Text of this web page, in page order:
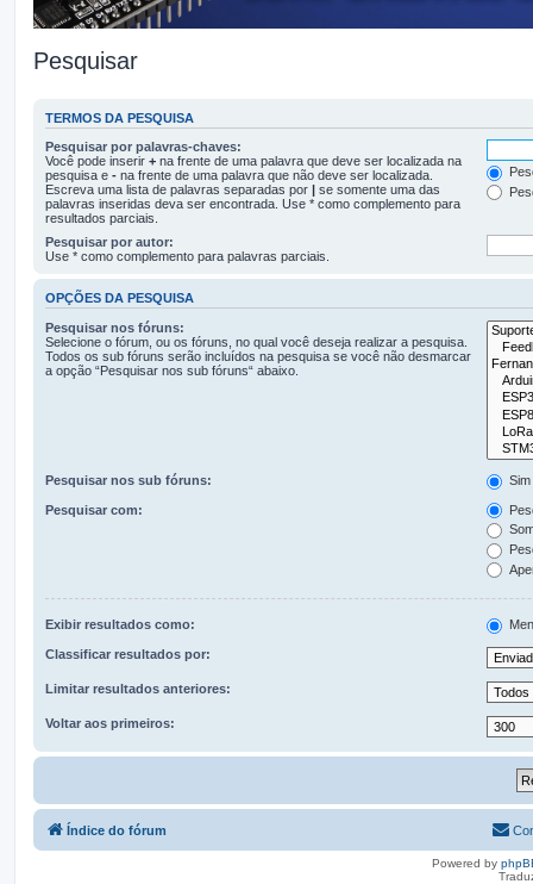
Pesquisar
TERMOS DA PESQUISA
Pesquisar por palavras-chaves:
Você pode inserir + na frente de uma palavra que deve ser localizada na
pesquisa e - na frente de uma palavra que não deve ser localizada.
Escreva uma lista de palavras separadas por
se somente uma das
palavras inseridas deva ser encontrada. Use * como complemento para
resultados parciais.
Pesquisar por autor:
Use * como complemento para palavras parciais.
OPÇÕES DA PESQUISA
Pesquisar nos fóruns:
Selecione o fórum, ou os fóruns, no qual você deseja realizar a pesquisa.
Todos os sub fóruns serão incluídos na pesquisa se você não desmarcar
a opção “Pesquisar nos sub fóruns“ abaixo.
Pesquisar nos sub fóruns: Sim
Pesquisar com:
Exibir resultados como:
Classificar resultados por:
Limitar resultados anteriores:
Voltar aos primeiros:
Índice do fórum
Powered by